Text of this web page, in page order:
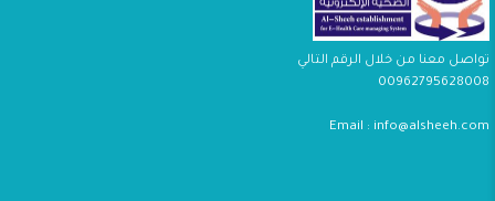
تواصل معنا من خلال الرقم التالي
00962795628008
Email : info@alsheeh.com